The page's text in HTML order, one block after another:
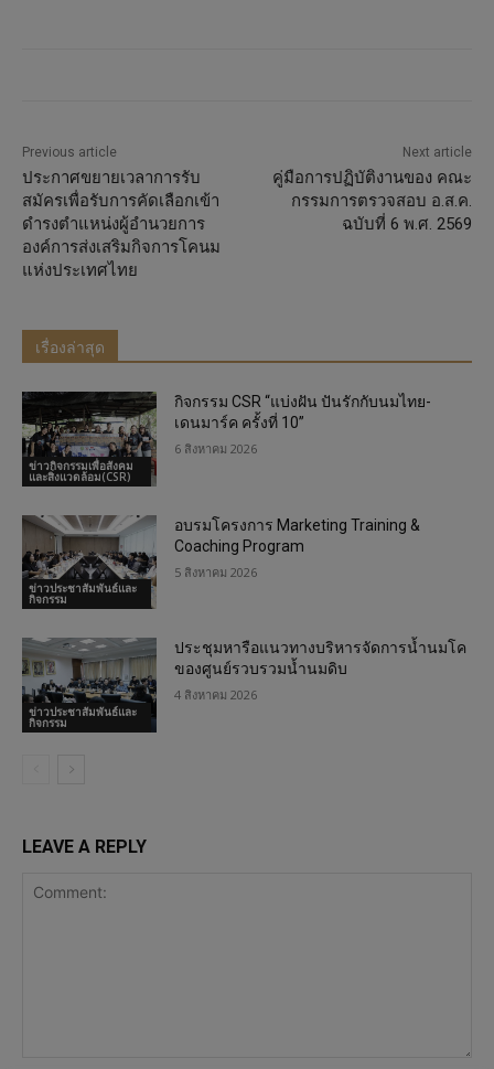
Previous article
ประกาศขยายเวลาการรับ
สมัครเพื่อรับการคัดเลือกเข้า
ดำรงตำแหน่งผู้อำนวยการ
องค์การส่งเสริมกิจการโคนม
แห่งประเทศไทย
Next article
คู่มือการปฏิบัติงานของ คณะ
กรรมการตรวจสอบ อ.ส.ค.
ฉบับที่ 6 พ.ศ. 2569
เรื่องล่าสุด
ข่าวกิจกรรมเพื่อสังคม
และสิ่งแวดล้อม(CSR)
กิจกรรม CSR “แบ่งฝัน ปันรักกับนมไทย-
เดนมาร์ค ครั้งที่ 10”
6 สิงหาคม 2026
ข่าวประชาสัมพันธ์และ
กิจกรรม
อบรมโครงการ Marketing Training &
Coaching Program
5 สิงหาคม 2026
ข่าวประชาสัมพันธ์และ
กิจกรรม
ประชุมหารือแนวทางบริหารจัดการน้ำนมโค
ของศูนย์รวบรวมน้ำนมดิบ
4 สิงหาคม 2026
LEAVE A REPLY